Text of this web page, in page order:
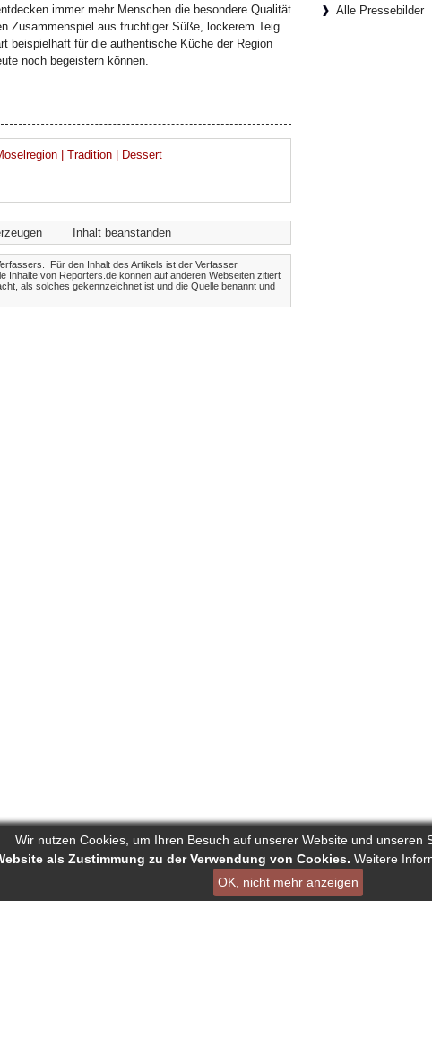
Wir nutzen Cookies, um Ihren Besuch auf unserer Website und unseren
als Zustimmung zu der Verwendung von Cookies. Weitere
OK, nicht mehr anzeigen
immer mehr Menschen die besondere Qualität
Zusammenspiel aus fruchtiger Süße, lockerem Teig
beispielhaft für die authentische Küche der Region
noch begeistern können.
| Tradition | Dessert
Inhalt beanstanden
Für den Inhalt des Artikels ist der Verfasser
Inhalte von Reporters.de können auf anderen Webseiten zitiert
als solches gekennzeichnet ist und die Quelle benannt und
Alle Pressebilder